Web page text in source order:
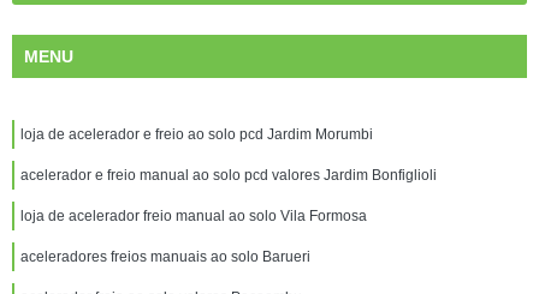
MENU
loja de acelerador e freio ao solo pcd Jardim Morumbi
acelerador e freio manual ao solo pcd valores Jardim Bonfiglioli
loja de acelerador freio manual ao solo Vila Formosa
aceleradores freios manuais ao solo Barueri